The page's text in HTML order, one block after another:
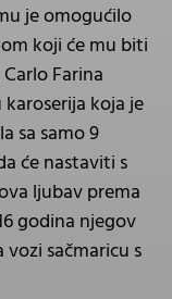
je omogućilo
koji će mu biti
Farina
koja je
sa samo 9
će nastaviti s
ljubav prema
godina njegov
sačmaricu s